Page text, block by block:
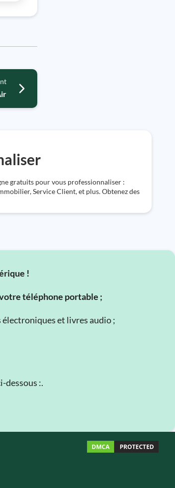
gratuits pour vous professionnaliser :
Service Client, et plus. Obtenez des
!
téléphone portable ;
électroniques et livres audio ;
dessous :.